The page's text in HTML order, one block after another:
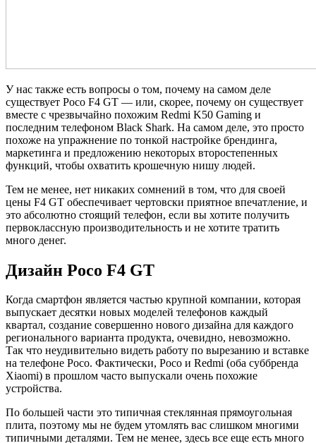
У нас также есть вопросы о том, почему на самом деле
существует Poco F4 GT — или, скорее, почему он существует
вместе с чрезвычайно похожим Redmi K50 Gaming и
последним телефоном Black Shark. На самом деле, это просто
похоже на упражнение по тонкой настройке брендинга,
маркетинга и предложению некоторых второстепенных
функций, чтобы охватить крошечную нишу людей.
Тем не менее, нет никаких сомнений в том, что для своей
цены F4 GT обеспечивает чертовски приятное впечатление, и
это абсолютно стоящий телефон, если вы хотите получить
первоклассную производительность и не хотите тратить
много денег.
Дизайн Poco F4 GT
Когда смартфон является частью крупной компании, которая
выпускает десятки новых моделей телефонов каждый
квартал, создание совершенно нового дизайна для каждого
регионального варианта продукта, очевидно, невозможно.
Так что неудивительно видеть работу по вырезанию и вставке
на телефоне Poco. Фактически, Poco и Redmi (оба суббренда
Xiaomi) в прошлом часто выпускали очень похожие
устройства.
По большей части это типичная стеклянная прямоугольная
плита, поэтому мы не будем утомлять вас слишком многими
типичными деталями. Тем не менее, здесь все еще есть много